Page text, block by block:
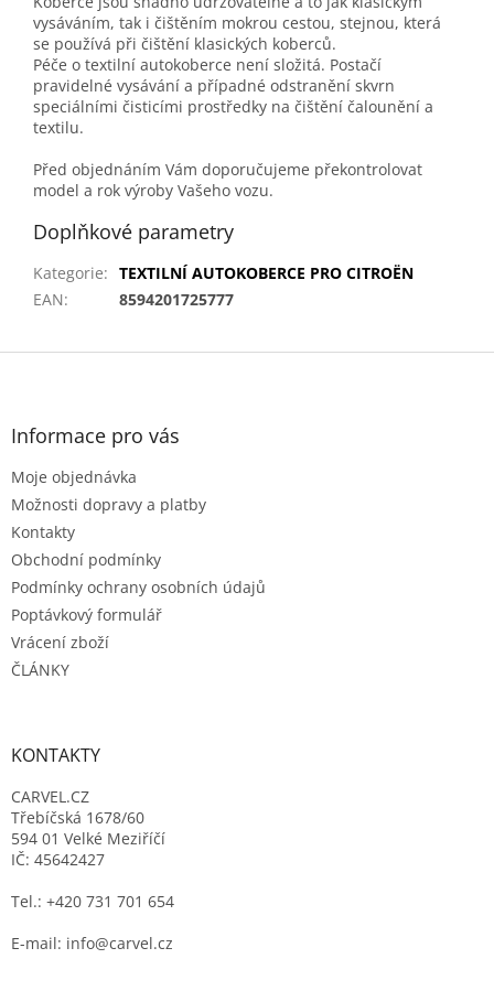
vysáváním, tak i čištěním mokrou cestou, stejnou, která
se používá při čištění klasických koberců.
Péče o textilní autokoberce není složitá. Postačí
pravidelné vysávání a případné odstranění skvrn
speciálními čisticími prostředky na čištění čalounění a
textilu.
Před objednáním Vám doporučujeme překontrolovat
model a rok výroby Vašeho vozu.
Doplňkové parametry
Kategorie: TEXTILNÍ AUTOKOBERCE PRO CITROËN
EAN: 8594201725777
Z
Informace pro vás
Moje objednávka
Možnosti dopravy a platby
Kontakty
Obchodní podmínky
Podmínky ochrany osobních údajů
Poptávkový formulář
Vrácení zboží
ČLÁNKY
KONTAKTY
CARVEL.CZ
Třebíčská 1678/60
594 01 Velké Meziříčí
IČ: 45642427
Tel.: +420 731 701 654
E-mail: info@carvel.cz